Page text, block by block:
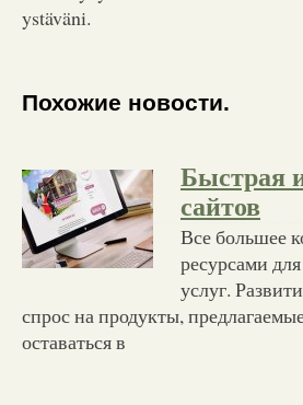
ystäväni.
Похожие новости.
Быстрая
сайтов
Все большее
ресурсами
услуг.
спрос на продукты,
оставаться в